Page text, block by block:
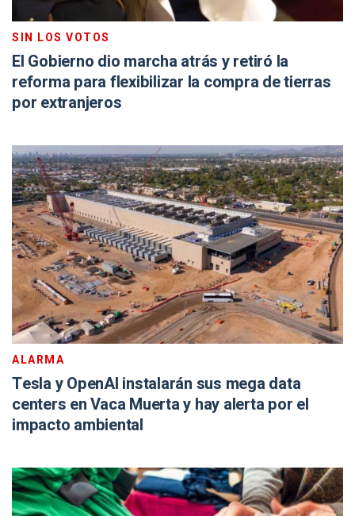
SIN LOS VOTOS
El Gobierno dio marcha atrás y retiró la
reforma para flexibilizar la compra de tierras
por extranjeros
ALARMA
Tesla y OpenAI instalarán sus mega data
centers en Vaca Muerta y hay alerta por el
impacto ambiental